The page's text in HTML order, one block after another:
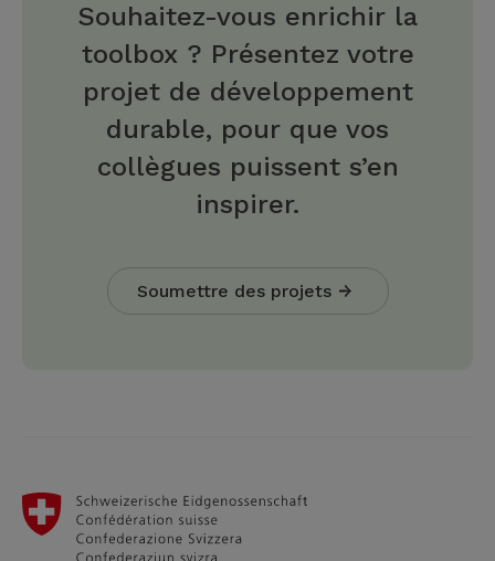
Souhaitez-vous enrichir la
toolbox ? Présentez votre
projet de développement
durable, pour que vos
collègues puissent s’en
inspirer.
Soumettre des projets